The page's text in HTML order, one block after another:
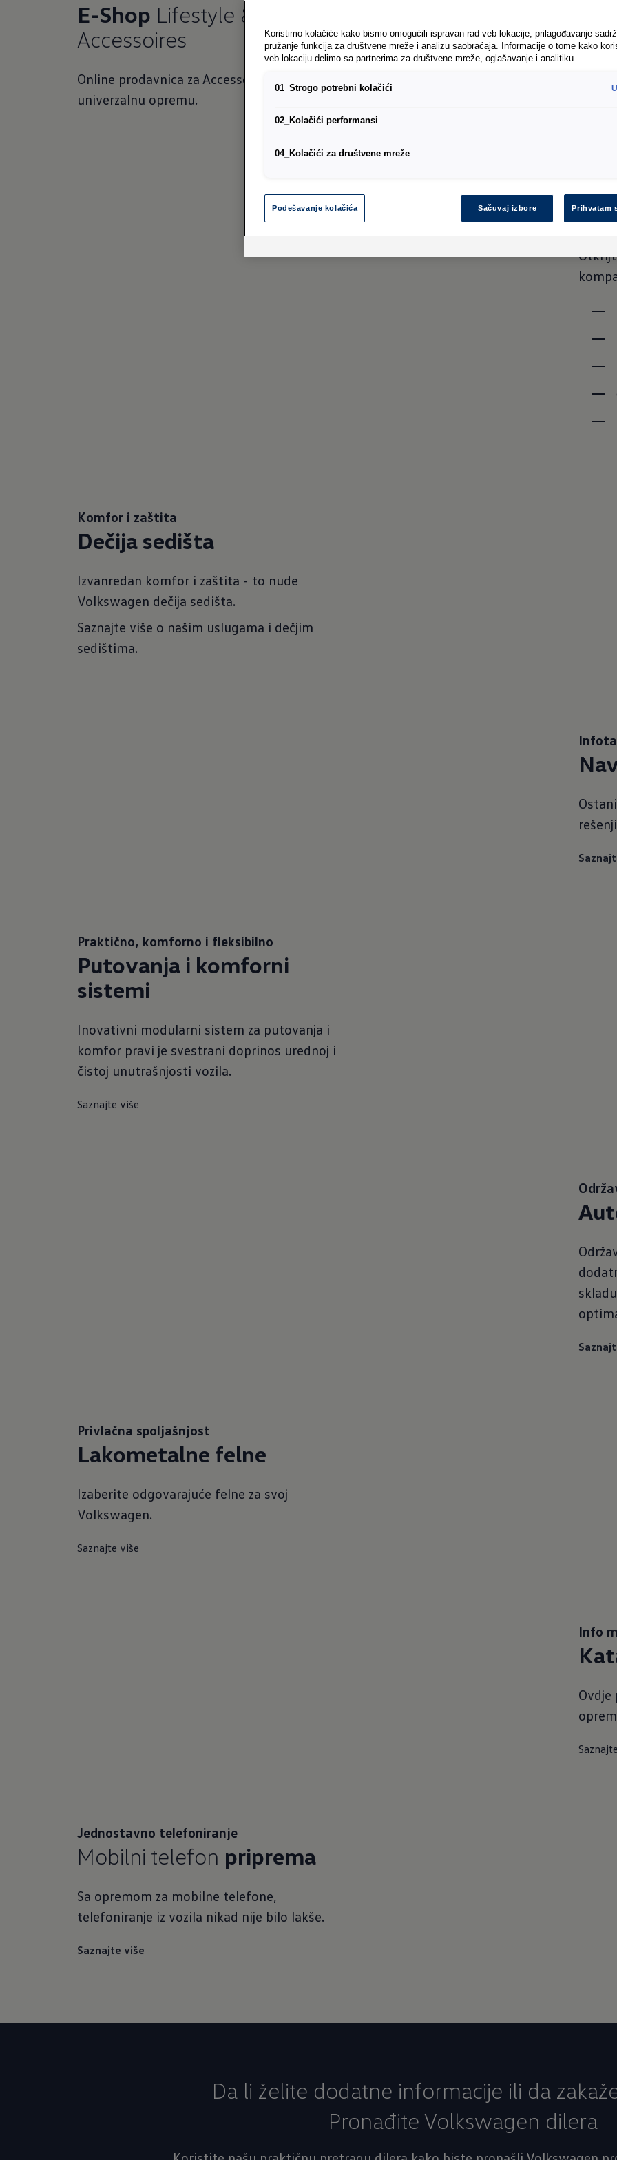
E-Shop Lifestyle &
Accessoires
Online prodavnica za Accessoires, Lifestyle i
univerzalnu opremu.
Komfor i zaštita
Dečija sedišta
Izvanredan komfor i zaštita - to nude
Volkswagen dečija sedišta.
Saznajte više o našim uslugama i dečjim
sedištima.
Praktično, komforno i fleksibilno
Putovanja i komforni
sistemi
Inovativni modularni sistem za putovanja i
komfor pravi je svestrani doprinos urednoj i
čistoj unutrašnjosti vozila.
Saznajte više
Privlačna spoljašnjost
Lakometalne felne
Izaberite odgovarajuće felne za svoj
Volkswagen.
Saznajte više
Info
Ovdje
Jednostavno telefoniranje
Mobilni telefon priprema
Sa opremom za mobilne telefone,
telefoniranje iz vozila nikad nije bilo lakše.
Saznajte više
Da li želite dodatne informacije ili da
Pronađite Volkswagen dilera
Koristimo kolačiće kako bismo omogućili ispravan rad veb lokacije, prilagođavanje
pružanje funkcija za društvene mreže i analizu saobraćaja. Informacije o tome kako
veb lokaciju delimo sa partnerima za društvene mreže, oglašavanje i analitiku.
01_Strogo potrebni kolačići
02_Kolačići performansi
04_Kolačići za društvene mreže
Podešavanje kolačića Sačuvaj izbore Prihvatam